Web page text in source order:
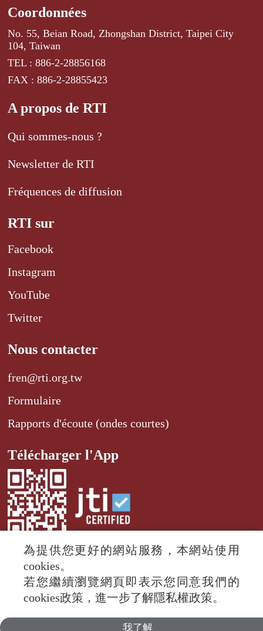
Coordonnées
No. 55, Beian Road, Zhongshan District, Taipei City
104, Taiwan
TEL : 886-2-28856168
FAX : 886-2-28855423
A propos de RTI
Qui sommes-nous ?
Newsletter de RTI
Fréquences de diffusion
RTI sur
Facebook
Instagram
YouTube
Twitter
Nous contacter
fren@rti.org.tw
Formulaire
Rapports d'écoute (ondes courtes)
Télécharger l'App
© 2024 RTI (Radio Taiwan International).
All rights reserved.
為提供您更好的網站服務，本網站使用
cookies。
若您繼續瀏覽網頁即表示您同意我們的
cookies政策，進一步了解隱私權政策。
我了解